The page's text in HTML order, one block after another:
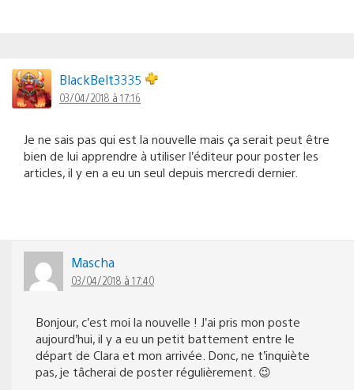
BlackBelt3335
03/04/2018 à 17:16
Je ne sais pas qui est la nouvelle mais ça serait peut être
bien de lui apprendre à utiliser l’éditeur pour poster les
articles, il y en a eu un seul depuis mercredi dernier.
Mascha
03/04/2018 à 17:40
Bonjour, c’est moi la nouvelle ! J’ai pris mon poste
aujourd’hui, il y a eu un petit battement entre le
départ de Clara et mon arrivée. Donc, ne t’inquiète
pas, je tâcherai de poster régulièrement. 😉